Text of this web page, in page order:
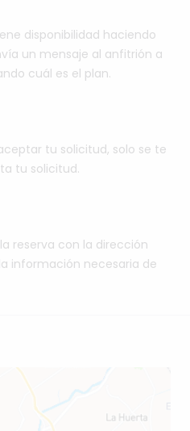
disponibilidad haciendo
un mensaje al anfitrión a
cuál es el plan.
tu solicitud, solo se te
tu solicitud.
reserva con la dirección
información necesaria de